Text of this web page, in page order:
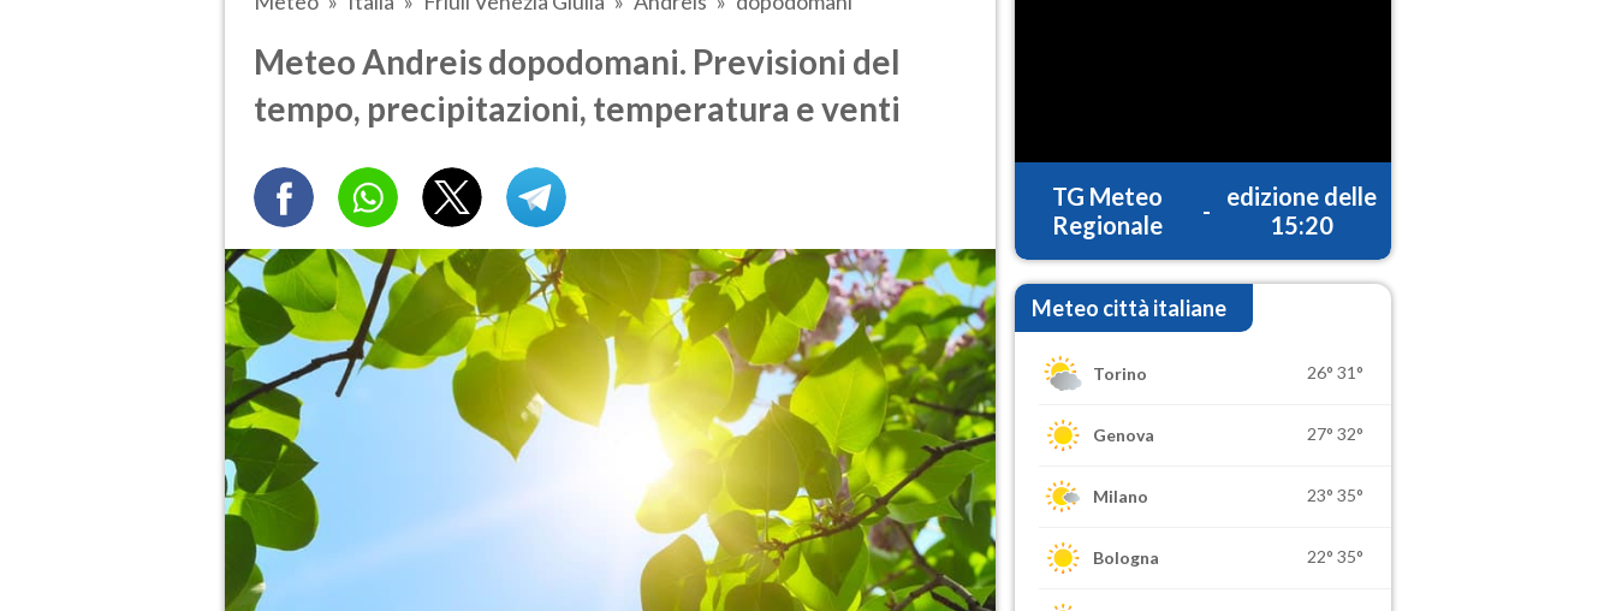
Meteo Andreis dopodomani. Previsioni del
tempo, precipitazioni, temperatura e venti
TG Meteo
Regionale
-
edizione delle
15:20
Meteo città italiane
Torino 26° 31°
Genova 27° 32°
Milano 23° 35°
Bologna 22° 35°